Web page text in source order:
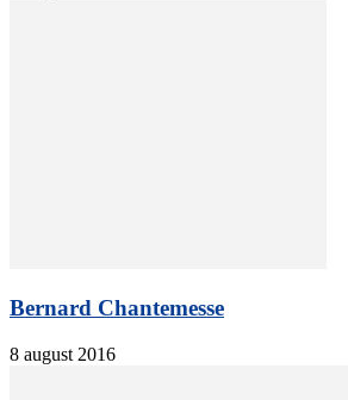
Bernard Chantemesse
8 august 2016